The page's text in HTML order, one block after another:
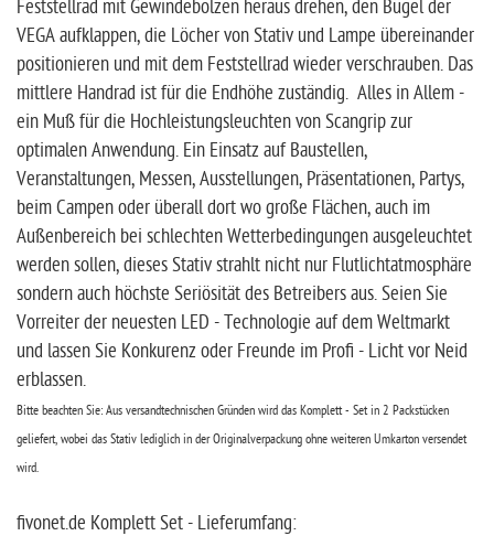
Feststellrad mit Gewindebolzen heraus drehen, den Bügel der
VEGA aufklappen, die Löcher von Stativ und Lampe übereinander
positionieren und mit dem Feststellrad wieder verschrauben. Das
mittlere Handrad ist für die Endhöhe zuständig. Alles in Allem -
ein Muß für die Hochleistungsleuchten von Scangrip zur
optimalen Anwendung. Ein Einsatz auf Baustellen,
Veranstaltungen, Messen, Ausstellungen, Präsentationen, Partys,
beim Campen oder überall dort wo große Flächen, auch im
Außenbereich bei schlechten Wetterbedingungen ausgeleuchtet
werden sollen, dieses Stativ strahlt nicht nur Flutlichtatmosphäre
sondern auch höchste Seriösität des Betreibers aus. Seien Sie
Vorreiter der neuesten LED - Technologie auf dem Weltmarkt
und lassen Sie Konkurenz oder Freunde im Profi - Licht vor Neid
erblassen.
Bitte beachten Sie: Aus versandtechnischen Gründen wird das Komplett - Set in 2 Packstücken
geliefert, wobei das Stativ lediglich in der Originalverpackung ohne weiteren Umkarton versendet
wird.
fivonet.de Komplett Set - Lieferumfang: